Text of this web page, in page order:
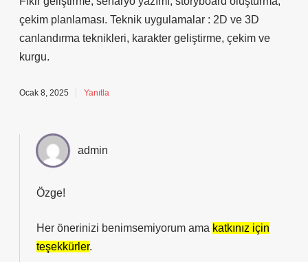
çekim planlaması. Teknik uygulamalar : 2D ve 3D
canlandırma teknikleri, karakter geliştirme, çekim ve
kurgu.
Ocak 8, 2025 Yanıtla
admin
Özge!
Her önerinizi benimsemiyorum ama katkınız için
teşekkürler.